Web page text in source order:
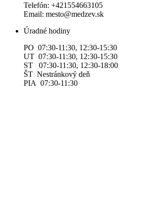
Telefón: +421554663105
Email: mesto@medzev.sk
Úradné hodiny
PO 07:30-11:30, 12:30-15:30
UT 07:30-11:30, 12:30-15:30
ST 07:30-11:30, 12:30-18:00
ŠT Nestránkový deň
PIA 07:30-11:30